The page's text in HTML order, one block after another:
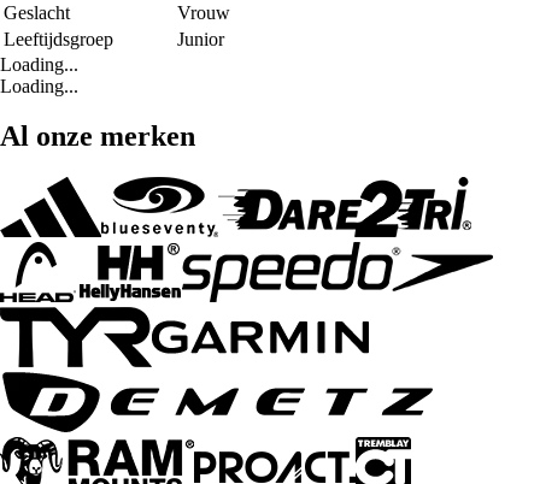
Geslacht
Vrouw
Leeftijdsgroep
Junior
Loading...
Loading...
Al onze merken